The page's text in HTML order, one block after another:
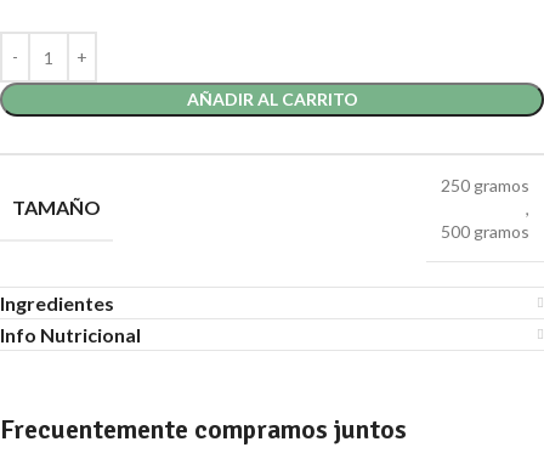
AÑADIR AL CARRITO
TAMAÑO
250 gramos
,
500 gramos
Ingredientes
Info Nutricional
Frecuentemente compramos juntos